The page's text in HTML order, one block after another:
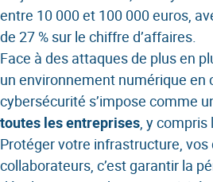
entre 10 000 et 100 000 euros,
de 27 % sur le chiffre d’affaires.
Face à des attaques de plus en
un environnement numérique en
cybersécurité s’impose comme
toutes les entreprises, y compris
Protéger votre infrastructure, vos
collaborateurs, c’est garantir la